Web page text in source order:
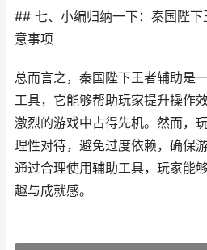
## 七、小编归纳一下：秦国陛
意事项
总而言之，秦国陛下王者辅助是
工具，它能够帮助玩家提升操作
激烈的游戏中占得先机。然而，
理性对待，避免过度依赖，确保
通过合理使用辅助工具，玩家能
趣与成就感。